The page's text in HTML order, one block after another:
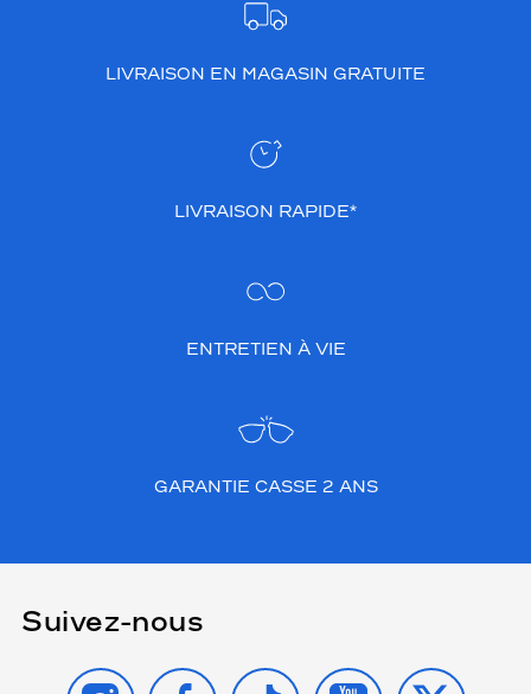
LIVRAISON EN MAGASIN GRATUITE
LIVRAISON RAPIDE*
ENTRETIEN À VIE
GARANTIE CASSE 2 ANS
Suivez-nous
INSTAGRAMFACEBOOK
TIKTOK YOUTUBE
X